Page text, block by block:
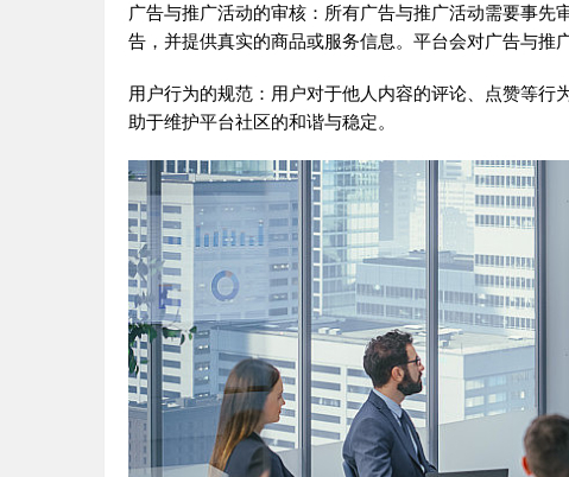
广告与推广活动的审核：所有广告与推广活动需要事
告，并提供真实的商品或服务信息。平台会对广告与推
用户行为的规范：用户对于他人内容的评论、点赞等
助于维护平台社区的和谐与稳定。